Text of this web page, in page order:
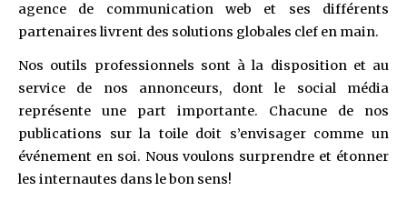
agence de communication web et ses différents
partenaires livrent des solutions globales clef en main.
Nos outils professionnels sont à la disposition et au
service de nos annonceurs, dont le social média
représente une part importante. Chacune de nos
publications sur la toile doit s’envisager comme un
événement en soi. Nous voulons surprendre et étonner
les internautes dans le bon sens!